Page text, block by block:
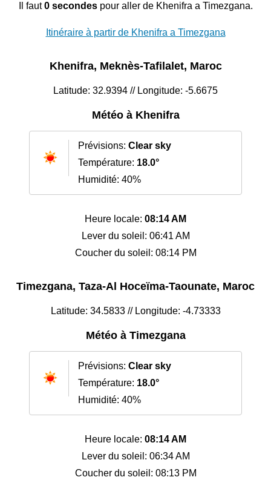
Il faut0 secondespour aller de Khenifra a Timezgana.
Itinéraire à partir de Khenifra a Timezgana
Khenifra, Meknès-Tafilalet, Maroc
Latitude: 32.9394 // Longitude: -5.6675
Météo à Khenifra
Prévisions: Clear sky
Température: 18.0°
Humidité: 40%
Heure locale: 08:14 AM
Lever du soleil: 06:41 AM
Coucher du soleil: 08:14 PM
Timezgana, Taza-Al Hoceïma-Taounate, Maroc
Latitude: 34.5833 // Longitude: -4.73333
Météo à Timezgana
Prévisions: Clear sky
Température: 18.0°
Humidité: 40%
Heure locale: 08:14 AM
Lever du soleil: 06:34 AM
Coucher du soleil: 08:13 PM